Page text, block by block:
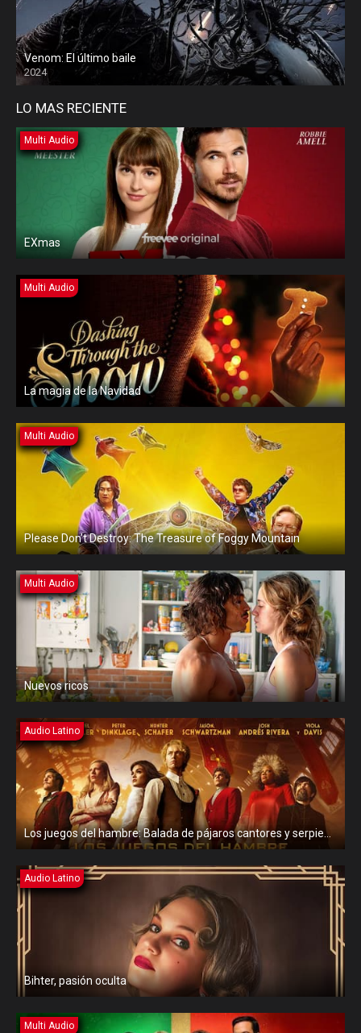
Venom: El último baile
2024
LO MAS RECIENTE
Multi Audio
EXmas
Multi Audio
La magia de la Navidad
Multi Audio
Please Don’t Destroy: The Treasure of Foggy Mountain
Multi Audio
Nuevos ricos
Audio Latino
Los juegos del hambre: Balada de pájaros cantores y serpientes
Audio Latino
Bihter, pasión oculta
Multi Audio